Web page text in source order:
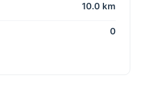
10.0 km
0